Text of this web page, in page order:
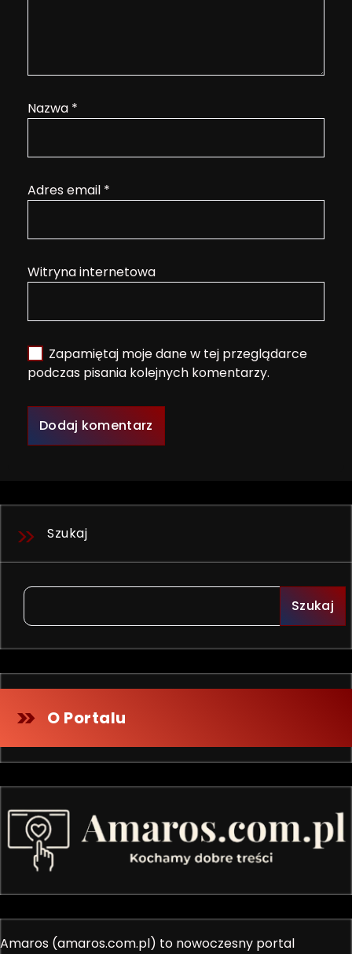
Nazwa *
Adres email *
Witryna internetowa
Zapamiętaj moje dane w tej przeglądarce
podczas pisania kolejnych komentarzy.
Szukaj
Szukaj
O Portalu
Amaros (amaros.com.pl) to nowoczesny portal